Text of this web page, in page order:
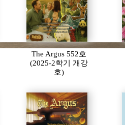
The Argus 552호
(2025-2학기 개강
호)